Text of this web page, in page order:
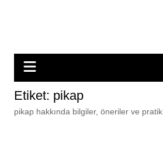
Etiket: pikap
pikap hakkında bilgiler, öneriler ve